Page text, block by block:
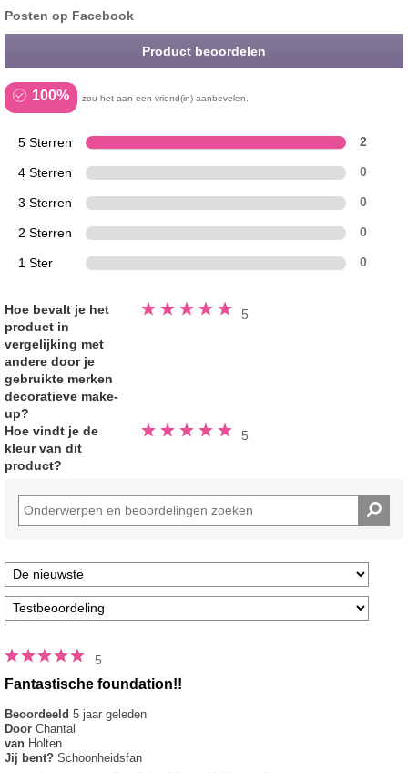
Posten op Facebook
Product beoordelen
100% zou het aan een vriend(in) aanbevelen.
5 Sterren 2
4 Sterren 0
3 Sterren 0
2 Sterren 0
1 Ster 0
Hoe bevalt je het
product in
vergelijking met
andere door je
gebruikte merken
decoratieve make-
up?
5
Beoordeeld
5.0
Hoe vindt je de
kleur van dit
product?
5
Beoordeeld
5.0
5
Fantastische foundation!!
Beoordeeld 5 jaar geleden
Door Chantal
van Holten
Jij bent? Schoonheidsfan